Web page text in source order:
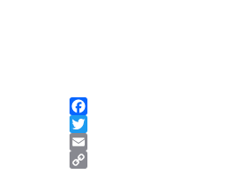
Facebook
Twitter
Email